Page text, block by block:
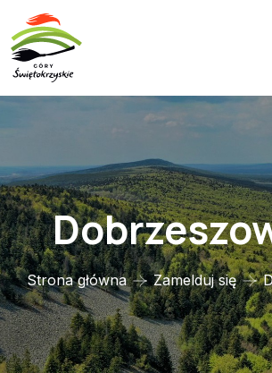
Strona główna Zamelduj się